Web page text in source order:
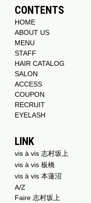
CONTENTS
HOME
ABOUT US
MENU
STAFF
HAIR CATALOG
SALON
ACCESS
COUPON
RECRUIT
EYELASH
LINK
vis à vis 志村坂上
vis à vis 板橋
vis à vis 本蓮沼
A/Z
Faire 志村坂上